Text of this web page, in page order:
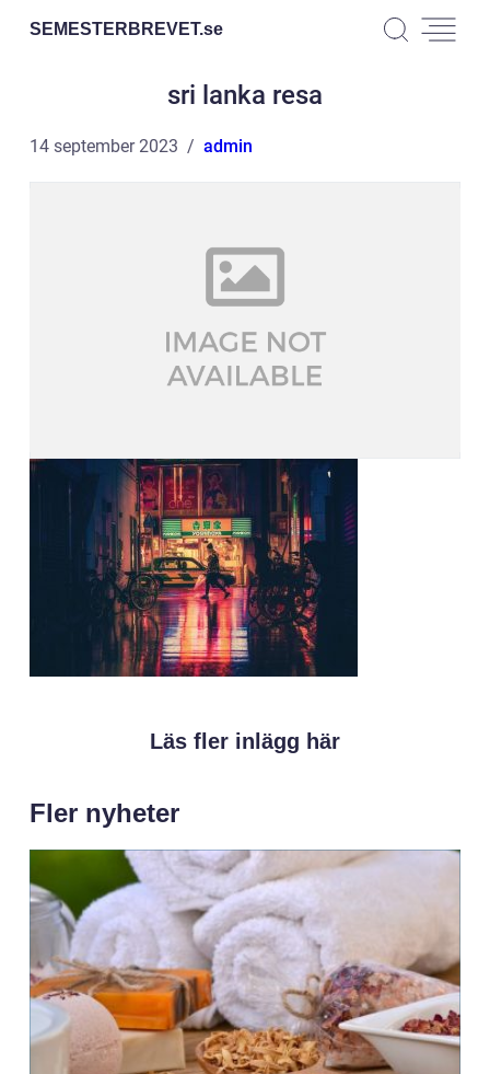
SEMESTERBREVET.se
sri lanka resa
14 september 2023 admin
Läs fler inlägg här
Fler nyheter